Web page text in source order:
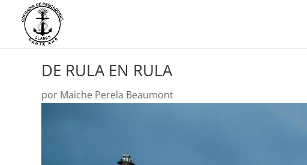
DE RULA EN RULA
por Maiche Perela Beaumont